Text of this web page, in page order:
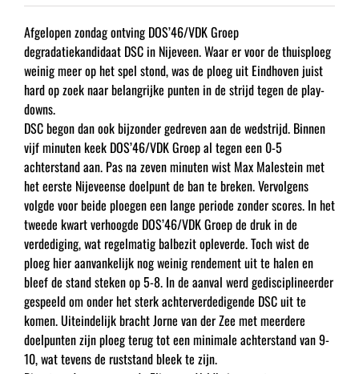
Afgelopen zondag ontving DOS’46/VDK Groep
degradatiekandidaat DSC in Nijeveen. Waar er voor de thuisploeg
weinig meer op het spel stond, was de ploeg uit Eindhoven juist
hard op zoek naar belangrijke punten in de strijd tegen de play-
downs.
DSC begon dan ook bijzonder gedreven aan de wedstrijd. Binnen
vijf minuten keek DOS’46/VDK Groep al tegen een 0-5
achterstand aan. Pas na zeven minuten wist Max Malestein met
het eerste Nijeveense doelpunt de ban te breken. Vervolgens
volgde voor beide ploegen een lange periode zonder scores. In het
tweede kwart verhoogde DOS’46/VDK Groep de druk in de
verdediging, wat regelmatig balbezit opleverde. Toch wist de
ploeg hier aanvankelijk nog weinig rendement uit te halen en
bleef de stand steken op 5-8. In de aanval werd gedisciplineerder
gespeeld om onder het sterk achterverdedigende DSC uit te
komen. Uiteindelijk bracht Jorne van der Zee met meerdere
doelpunten zijn ploeg terug tot een minimale achterstand van 9-
10, wat tevens de ruststand bleek te zijn.